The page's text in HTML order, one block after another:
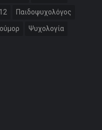
Παιδοψυχολόγος
Ψυχολογία